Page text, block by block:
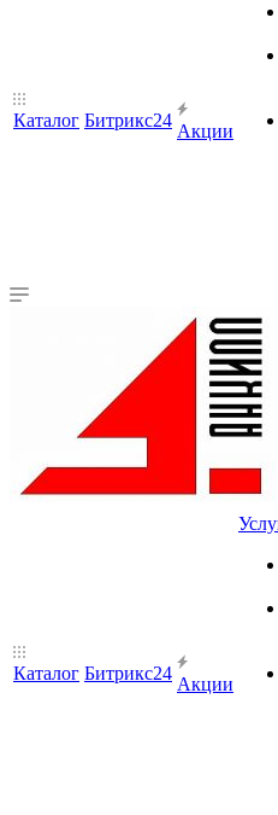
Каталог Битрикс24
Акции
Каталог Битрикс24
Акции